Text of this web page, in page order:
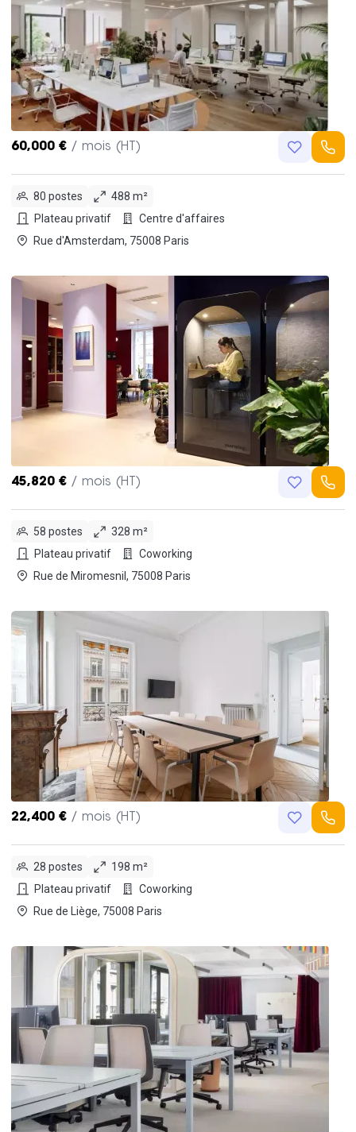
60,000 € / mois (HT)
80 postes
488 m²
Plateau privatif
Centre d'affaires
Rue d'Amsterdam, 75008 Paris
45,820 € / mois (HT)
58 postes
328 m²
Plateau privatif
Coworking
Rue de Miromesnil, 75008 Paris
22,400 € / mois (HT)
28 postes
198 m²
Plateau privatif
Coworking
Rue de Liège, 75008 Paris